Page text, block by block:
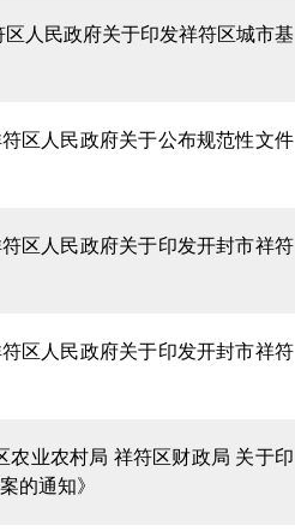
人民政府关于印发祥符区城市基
区人民政府关于公布规范性文件
区人民政府关于印发开封市祥符
区人民政府关于印发开封市祥符
农业农村局 祥符区财政局 关于印
的通知》